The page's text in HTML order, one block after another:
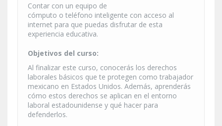
Contar con un equipo de
cómputo o teléfono inteligente con acceso al
internet para que puedas disfrutar de esta
experiencia educativa.
Objetivos del curso:
Al finalizar este curso, conocerás los derechos
laborales básicos que te protegen como trabajador
mexicano en Estados Unidos. Además, aprenderás
cómo estos derechos se aplican en el entorno
laboral estadounidense y qué hacer para
defenderlos.